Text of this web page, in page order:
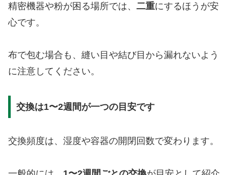
精密機器や粉が困る場所では、 二重にするほうが安
心です。
布で包む場合も、縫い目や結び目から漏れないよう
に注意してください。
交換は1〜2週間が一つの目安です
交換頻度は、湿度や容器の開閉回数で変わります。